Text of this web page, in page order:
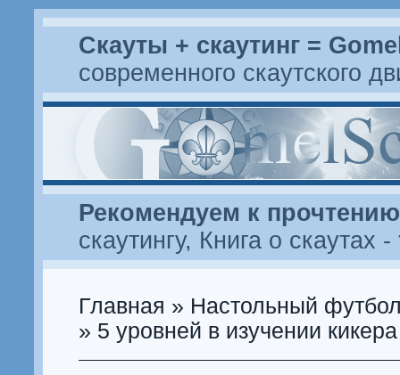
Скауты + скаутинг =
современного скаутского
Рекомендуем к прочтению
скаутингу, Книга о скаутах -
Главная » Настольный
» 5 уровней в изучении кикера